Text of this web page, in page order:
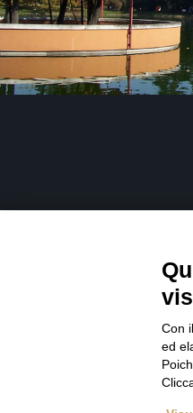
©
Con
ed